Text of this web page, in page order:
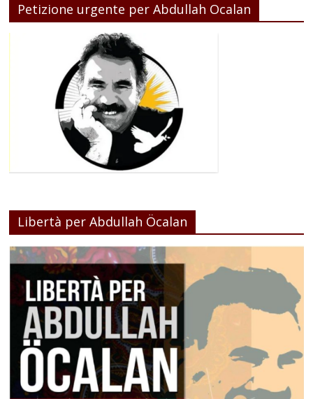
Petizione urgente per Abdullah Ocalan
Libertà per Abdullah Öcalan